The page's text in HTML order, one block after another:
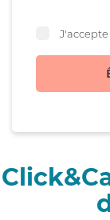
J'accepte